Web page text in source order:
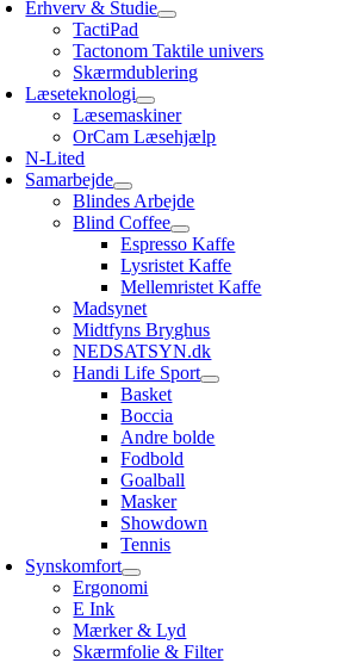
Erhverv & Studie
TactiPad
Tactonom Taktile univers
Skærmdublering
Læseteknologi
Læsemaskiner
OrCam Læsehjælp
N-Lited
Samarbejde
Blindes Arbejde
Blind Coffee
Espresso Kaffe
Lysristet Kaffe
Mellemristet Kaffe
Madsynet
Midtfyns Bryghus
NEDSATSYN.dk
Handi Life Sport
Basket
Boccia
Andre bolde
Fodbold
Goalball
Masker
Showdown
Tennis
Synskomfort
Ergonomi
E Ink
Mærker & Lyd
Skærmfolie & Filter